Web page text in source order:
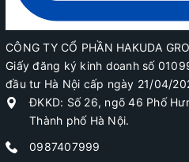
CÔNG TY CỔ PHẦN HAKUDA
Giấy đăng ký kinh doanh số
đầu tư Hà Nội cấp ngày 21/04/
ĐKKD: Số 26, ngõ 46 Phố
Thành phố Hà Nội.
0987407999